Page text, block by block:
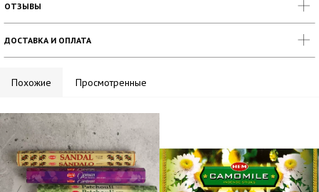
ОТЗЫВЫ
ДОСТАВКА И ОПЛАТА
Похожие Просмотренные